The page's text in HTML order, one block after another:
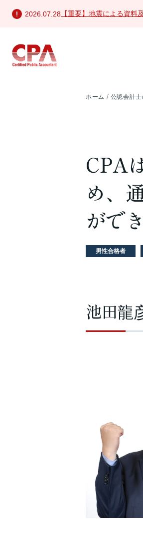
2026.07.28 【重要】地震による資料
ホーム 公認会計
CPA
め、
がで
男性合格者
池田龍